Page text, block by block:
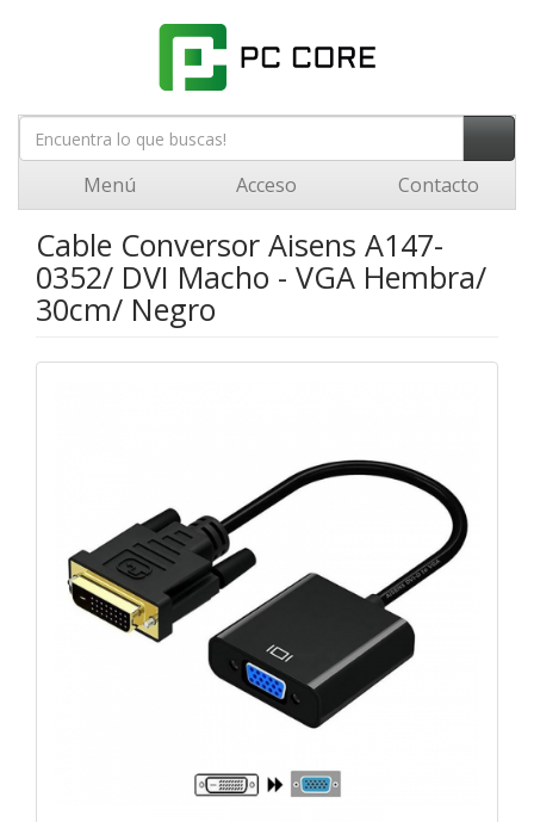
Menú Acceso Contacto
Cable Conversor Aisens A147-
0352/ DVI Macho - VGA Hembra/
30cm/ Negro